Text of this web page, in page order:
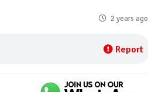
2 years ago
Report